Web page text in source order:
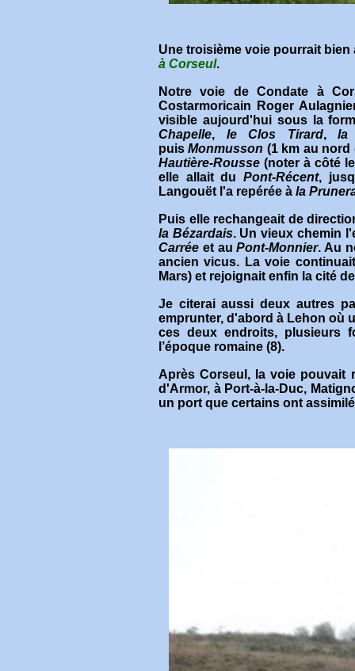
Une troisième voie pourrait
à Corseul.
Notre voie de Condate à
Costarmoricain Roger
visible aujourd'hui sous la
Chapelle, le Clos Tirard,la
puisMonmusson (1 km au
Hautière-Rousse (noter à côté
elle allait duPont-Récent,
Langouët l'a repérée à la
Puis elle rechangeait de
la Bézardais. Un vieux chemin
Carrée et au Pont-Monnier. Au
ancien vicus. La voie
Mars) et rejoignait enfin la cité
Je citerai aussi deux autres
emprunter, d'abord à Lehon où
ces deux endroits, plusieurs
l’époque romaine (8).
Après Corseul, la voie pouvait
d'Armor, à Port-à-la-Duc,
un port que certains ont